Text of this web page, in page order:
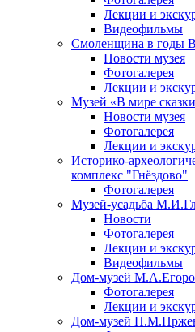
Лекции и
Видеофильмы
Смоленщина в годы
Новости музея
Фотогалерея
Лекции и
Музей «В мире
Новости музея
Фотогалерея
Лекции и
Историко-
комплекс "Гнёздово"
Фотогалерея
Музей-усадьба
Новости
Фотогалерея
Лекции и
Видеофильмы
Дом-музей
Фотогалерея
Лекции и
Дом-музей